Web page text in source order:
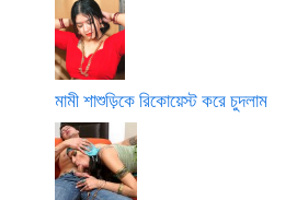
মামী শাশুড়িকে রিকোয়েস্ট করে চুদলাম